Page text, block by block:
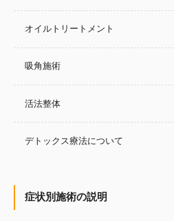
オイルトリートメント
吸角施術
活法整体
デトックス療法について
症状別施術の説明